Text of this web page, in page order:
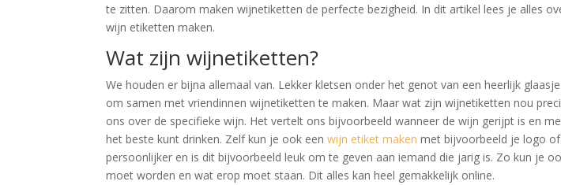
te zitten. Daarom maken wijnetiketten de perfecte bezigheid. In dit artikel lees je alles
wijn etiketten maken.
Wat zijn wijnetiketten?
We houden er bijna allemaal van. Lekker kletsen onder het genot van een heerlijk
om samen met vriendinnen wijnetiketten te maken. Maar wat zijn wijnetiketten nou
ons over de specifieke wijn. Het vertelt ons bijvoorbeeld wanneer de wijn gerijpt is en
het beste kunt drinken. Zelf kun je ook eenwijn etiket maken met bijvoorbeeld je logo
persoonlijker en is dit bijvoorbeeld leuk om te geven aan iemand die jarig is. Zo kun je
moet worden en wat erop moet staan. Dit alles kan heel gemakkelijk online.